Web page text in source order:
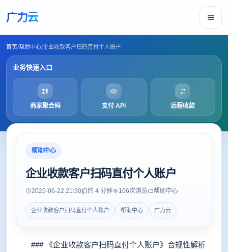
广力云
首页/帮助中心/企业收款客户扫码直付个人账户
业务快速入口
商家聚合码 支付 API 远程收款
帮助中心
企业收款客户扫码直付个人账户
2025-06-22 21:30 约 4 分钟 106次浏览 帮助中心
企业收款客户扫码直付个人账户 帮助中心 广力云
### 《企业收款客户扫码直付个人账户》合规性解析